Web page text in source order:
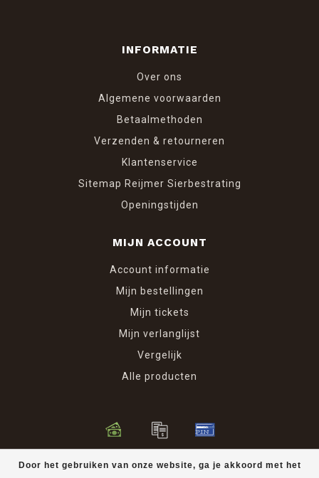
Door het gebruiken van onze website, ga je akkoord met het
INFORMATIE
Over ons
Algemene voorwaarden
Betaalmethoden
Verzenden & retourneren
Klantenservice
Sitemap Reijmer Sierbestrating
Openingstijden
MIJN ACCOUNT
Account informatie
Mijn bestellingen
Mijn tickets
Mijn verlanglijst
Vergelijk
Alle producten
© Copyright 2026 Reijmer Sierbestrating